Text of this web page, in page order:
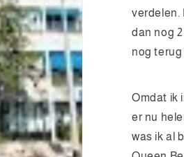
verdelen.
dan nog
nog
Omdat ik
er nu
was ik al